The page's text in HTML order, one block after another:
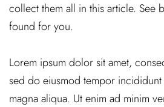
collect them all in this article. See
found for you.
Lorem ipsum dolor sit amet,
sed do eiusmod tempor
magna aliqua. Ut enim ad minim